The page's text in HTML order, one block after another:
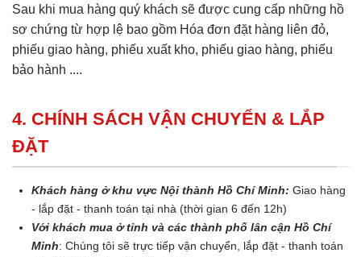
Sau khi mua hàng quý khách sẽ được cung cấp những hồ
sơ chứng từ hợp lệ bao gồm Hóa đơn đặt hàng liên đỏ,
phiếu giao hàng, phiếu xuất kho, phiếu giao hàng, phiếu
bảo hành ....
4. CHÍNH SÁCH VẬN CHUYỂN & LẮP
ĐẶT
Khách hàng ở khu vực Nội thành Hồ Chí Minh: Giao hàng
- lắp đặt - thanh toán tại nhà (thời gian 6 đến 12h)
Với khách mua ở tỉnh và các thành phố lân cận Hồ Chí
Minh: Chúng tôi sẽ trực tiếp vận chuyển, lắp đặt - thanh toán